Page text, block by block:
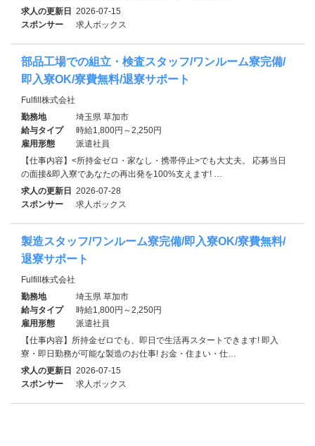
求人の更新日 2026-07-15
スポンサー
求人ボックス
部品工場での組立・検査スタッフ/ワンルーム寮完備/
即入寮OK/寮費無料/退寮サポート
Fulfill株式会社
勤務地
埼玉県 草加市
給与タイプ
時給1,800円～2,250円
雇用形態
派遣社員
【仕事内容】<所持金ゼロ・家なし・携帯停止>でも大丈夫。 応募当日
の面接&即入寮であなたの再出発を100%支えます! …
求人の更新日 2026-07-28
スポンサー
求人ボックス
製造スタッフ/ワンルーム寮完備/即入寮OK/寮費無料/
退寮サポート
Fulfill株式会社
勤務地
埼玉県 草加市
給与タイプ
時給1,800円～2,250円
雇用形態
派遣社員
【仕事内容】所持金ゼロでも、即日で生活再スタートできます! 即入
寮・即日勤務が可能な製造のお仕事! お金・住まい・仕…
求人の更新日 2026-07-15
スポンサー
求人ボックス